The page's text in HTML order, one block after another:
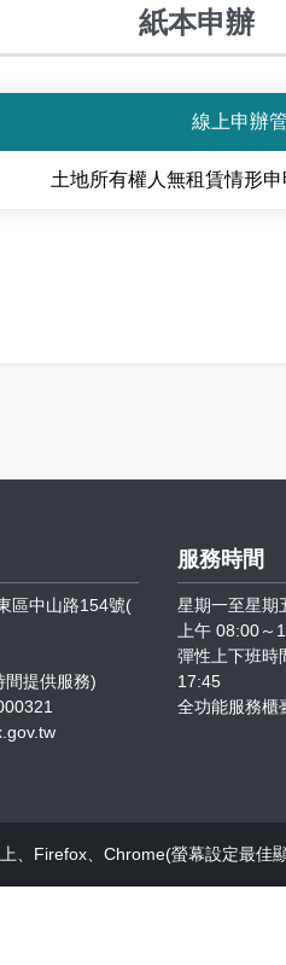
紙本申辦
線上申辦
土地所有權人無租賃情形
區中山路154號(
間提供服務)
服務時間
星期一至星期
上午 08:00
彈性上下班時
17:45
全功能服務櫃
、Firefox、Chrome(螢幕設定最佳